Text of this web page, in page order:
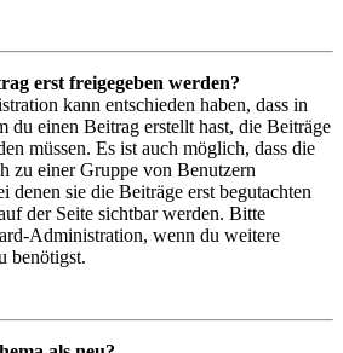
erst freigegeben werden?
kann entschieden haben, dass in
du einen Beitrag erstellt hast, die Beiträge
müssen. Es ist auch möglich, dass die
zu einer Gruppe von Benutzern
denen sie die Beiträge erst begutachten
der Seite sichtbar werden. Bitte
Administration, wenn du weitere
benötigst.